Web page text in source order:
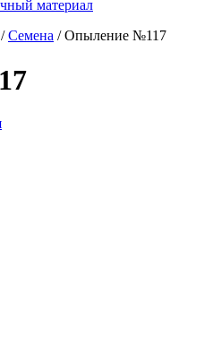
материал
/Семена /Опыление №117